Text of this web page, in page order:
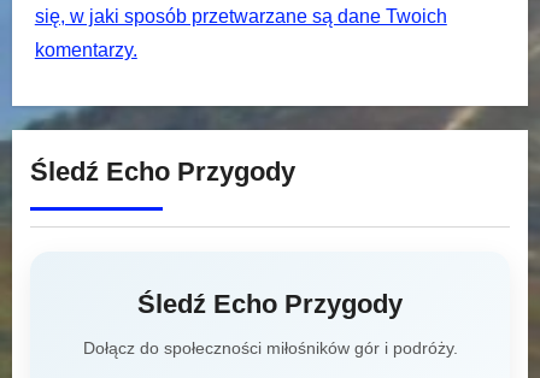
się, w jaki sposób przetwarzane są dane Twoich
komentarzy.
Śledź Echo Przygody
Śledź Echo Przygody
Dołącz do społeczności miłośników gór i podróży.